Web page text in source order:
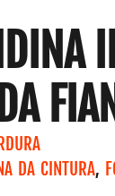
DA CINTURA,